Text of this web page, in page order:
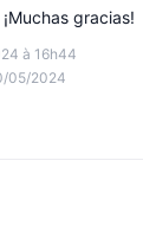
à 16h44
05/2024
gracias!